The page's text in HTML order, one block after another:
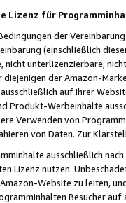
Lizenz für
der
(einschließlich
nicht unterlizenzierbare,
diejenigen der Amazon-
auf Ihrer
Produkt-Werbeinhalte
Verwenden von
von Daten. Zur
ausschließlich
Lizenz nutzen.
Website zu leiten,
Besucher